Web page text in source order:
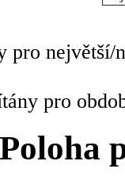
pro největší/
pro
Poloha